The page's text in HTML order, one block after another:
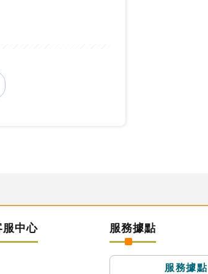
中心 服務據點
服務據點